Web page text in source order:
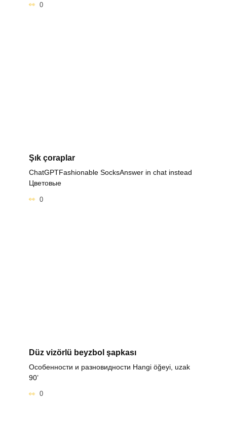
0
Şık çoraplar
ChatGPTFashionable SocksAnswer in chat instead
Цветовые
0
Düz vizörlü beyzbol şapkası
Особенности и разновидности Hangi öğeyi, uzak
90’
0